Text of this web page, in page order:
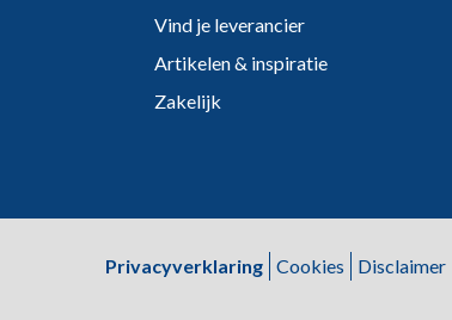
Vind je leverancier
Artikelen & inspiratie
Zakelijk
Privacyverklaring Cookies Disclaimer